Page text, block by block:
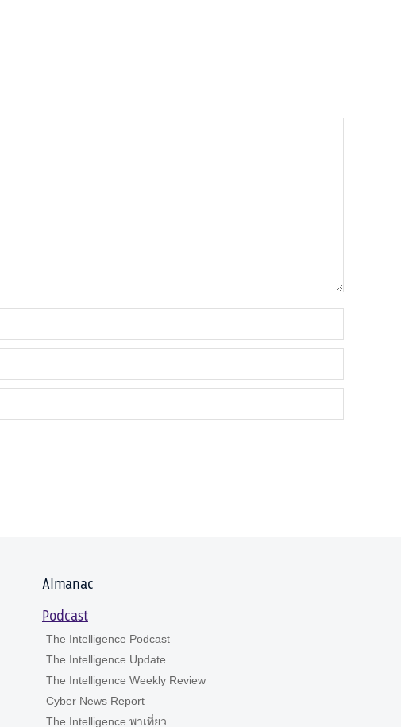
Almanac
Podcast
The Intelligence Podcast
The Intelligence Update
The Intelligence Weekly Review
Cyber News Report
The Intelligence พาเที่ยว